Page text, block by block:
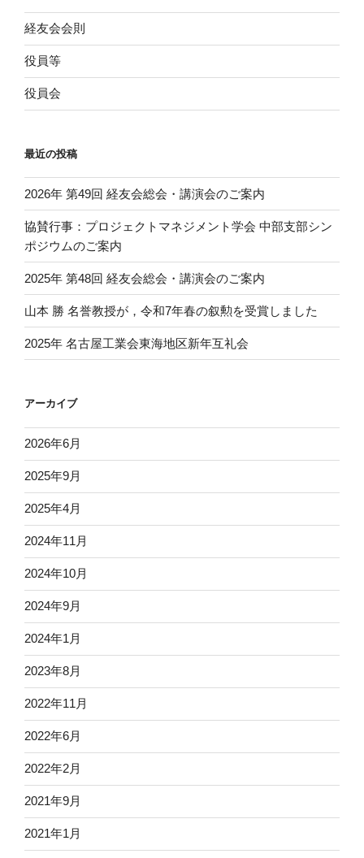
経友会会則
役員等
役員会
最近の投稿
2026年 第49回 経友会総会・講演会のご案内
協賛行事：プロジェクトマネジメント学会 中部支部シン
ポジウムのご案内
2025年 第48回 経友会総会・講演会のご案内
山本 勝 名誉教授が，令和7年春の叙勲を受賞しました
2025年 名古屋工業会東海地区新年互礼会
アーカイブ
2026年6月
2025年9月
2025年4月
2024年11月
2024年10月
2024年9月
2024年1月
2023年8月
2022年11月
2022年6月
2022年2月
2021年9月
2021年1月